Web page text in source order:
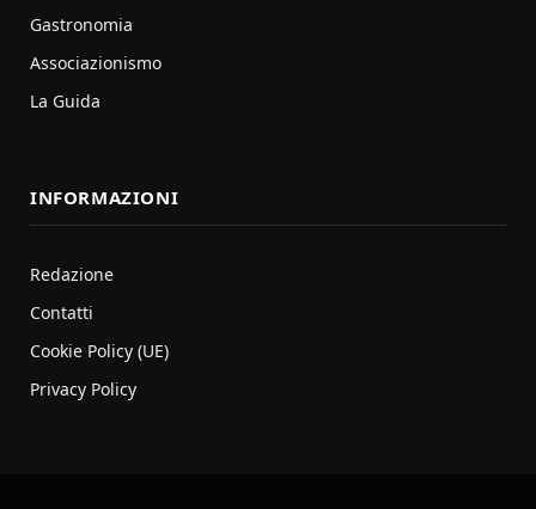
Gastronomia
Associazionismo
La Guida
INFORMAZIONI
Redazione
Contatti
Cookie Policy (UE)
Privacy Policy